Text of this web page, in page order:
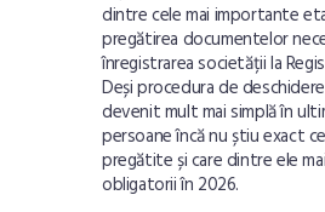
dintre cele mai importante
pregătirea documentelor
înregistrarea societății la
Deși procedura de deschidere
devenit mult mai simplă în
persoane încă nu știu exact
pregătite și care dintre ele
obligatorii în 2026.